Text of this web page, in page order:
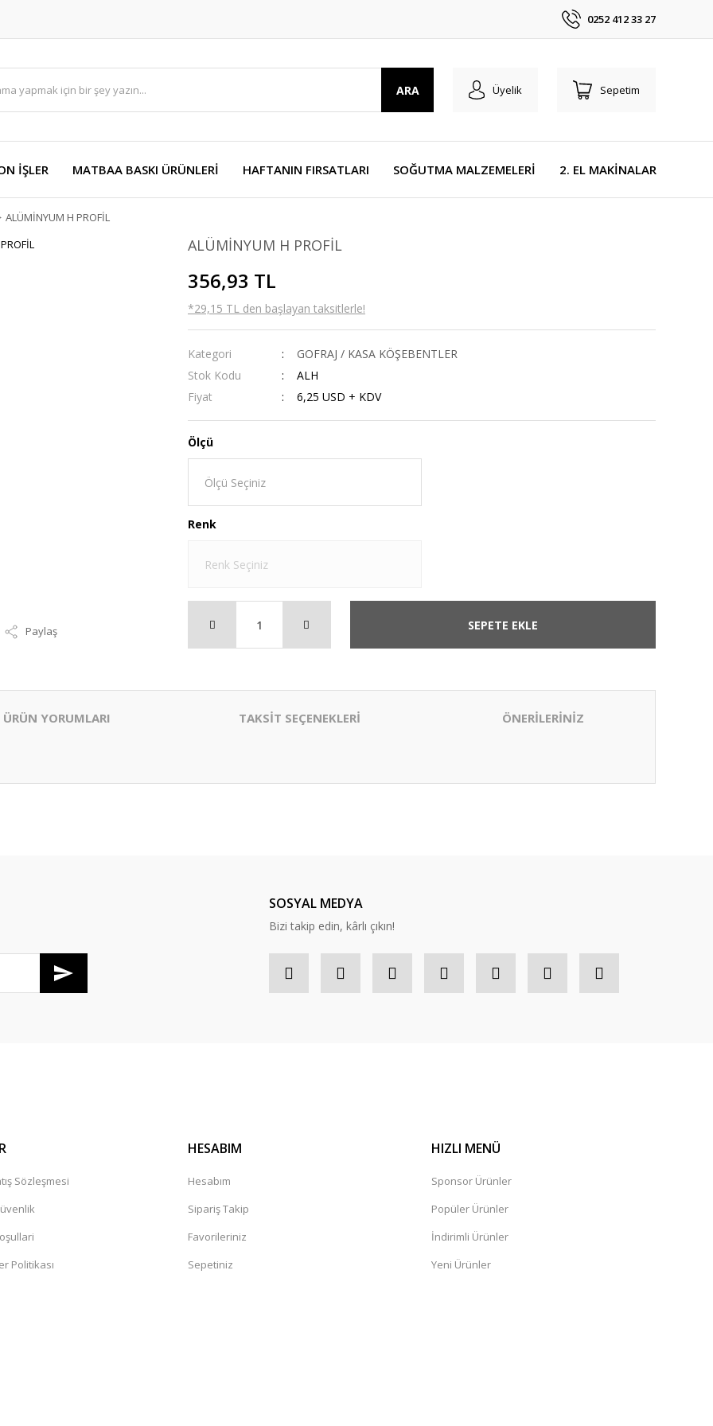
0252 412 33 27
ARA Üyelik Sepetim
İŞLER MATBAA BASKI ÜRÜNLERİ HAFTANIN FIRSATLARI SOĞUTMA MALZEMELERİ 2. EL MAKİNALAR
ALÜMİNYUM H PROFİL
Paylaş
ALÜMİNYUM H PROFİL
356,93 TL
*29,15 TL den başlayan taksitlerle!
Kategori
GOFRAJ / KASA KÖŞEBENTLER
Stok Kodu
ALH
Fiyat
6,25 USD + KDV
Ölçü
Renk
SEPETE EKLE
ÜRÜN YORUMLARI TAKSİT SEÇENEKLERİ ÖNERİLERİNİZ
SOSYAL MEDYA
Bizi takip edin, kârlı çıkın!
Sözleşmesi
Politikası
HESABIM
Hesabım
Sipariş Takip
Favorileriniz
Sepetiniz
HIZLI MENÜ
Sponsor Ürünler
Popüler Ürünler
İndirimli Ürünler
Yeni Ürünler